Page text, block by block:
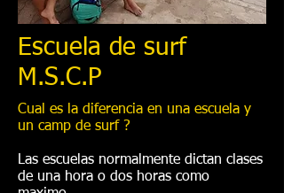
Escuela de surf
M.S.C.P
Cual es la diferencia en una escuela y
un camp de surf ?
Las escuelas normalmente dictan clases
de una hora o dos horas como